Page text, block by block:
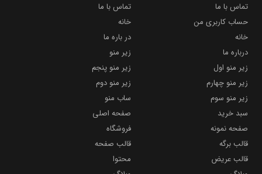
تماس با ما
تماس با ما
حساب کاربری من
خانه
خانه
در باره ما
درباره ما
زیر منو
زیر منو اول
زیر منو پنجم
زیر منو چهارم
زیر منو دوم
زیر منو سوم
ساب منو
سبد خرید
صفحه اصلی
صفحه نمونه
فروشگاه
قالب برگه
قالب صفحه
قالب عریض
محتوا